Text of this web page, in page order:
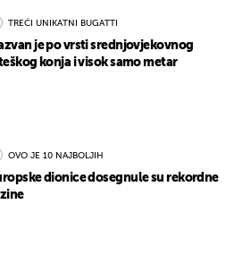
TREĆI UNIKATNI BUGATTI
je po vrsti srednjovjekovnog
konja i visok samo metar
OVO JE 10 NAJBOLJIH
dionice dosegnule su rekordne